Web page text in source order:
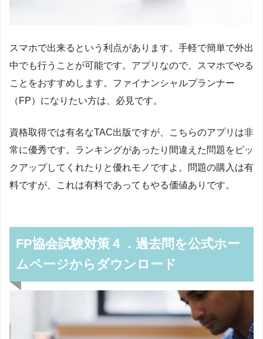
スマホで出来るという利点があります。手軽で簡単で外出
中でも行うことが可能です。アプリなので、スマホでやる
ことをおすすめします。ファイナンシャルプランナー
（FP）になりたい方は、必見です。
資格取得では有名なTAC出版ですが、こちらのアプリは非
常に優秀です。ランキングがあったり間違えた問題をピッ
クアップしてくれたりと優れモノですよ。問題の購入は有
料ですが、これは有料であってもやる価値ありです。
FP協会試験対策４．過去問を公式ホー
ムページからダウンロード